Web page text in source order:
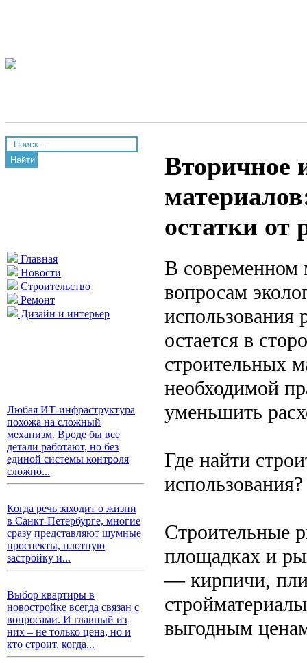
Найти
Главная
Новости
Строительство
Ремонт
Дизайн и интерьер
Любая ИТ-инфраструктура
похожа на сложный
механизм. Вроде бы все
детали работают, но без
единой системы контроля
сложно...
Когда речь заходит о жизни
в Санкт-Петербурге, многие
сразу представляют шумные
проспекты, плотную
застройку и...
Выбор квартиры в
новостройке всегда связан с
вопросами. И главный из
них – не только цена, но и
кто строит, когда...
Вторичное
остатки от
В современном
вопросам
использования
остается в
строительных
необходимой
уменьшить
Где найти
использования?
Строительные
площадках и
— кирпичи,
выгодным